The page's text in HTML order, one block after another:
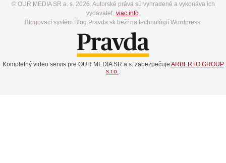
© OUR MEDIA SR a. s. 2026. Autorské práva sú vyhradené a vykonáva ich
vydavateľ, viac info.
Blogovací systém Blog.Pravda.sk beží na technológií Wordpress.
Kompletný video servis pre OUR MEDIA SR a.s. zabezpečuje ARBERTO GROUP
s.r.o..